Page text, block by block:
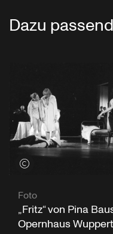
Dazu passend
Credits öffnen
Foto
„Fritz“ von Pina
Opernhaus